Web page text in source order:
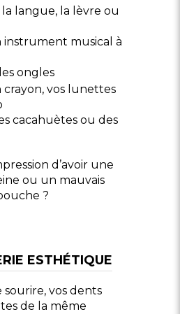
langue, la lèvre ou
instrument musical à
ongles
crayon, vos lunettes
cacahuètes ou des
d’avoir une
ou un mauvais
?
ESTHÉTIQUE
sourire, vos dents
de la même